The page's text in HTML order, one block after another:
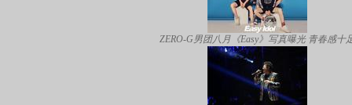
ZERO-G男团八月《Easy》写真曝光 青春感十